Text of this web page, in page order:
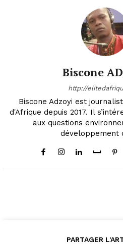
Biscone
http://
Biscone Adzoyi est
d'Afrique depuis 2017. Il
aux questions
développement
PARTAGER